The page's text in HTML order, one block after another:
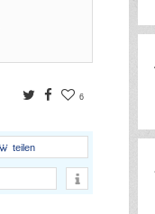
TwitterFacebook
6
teilen